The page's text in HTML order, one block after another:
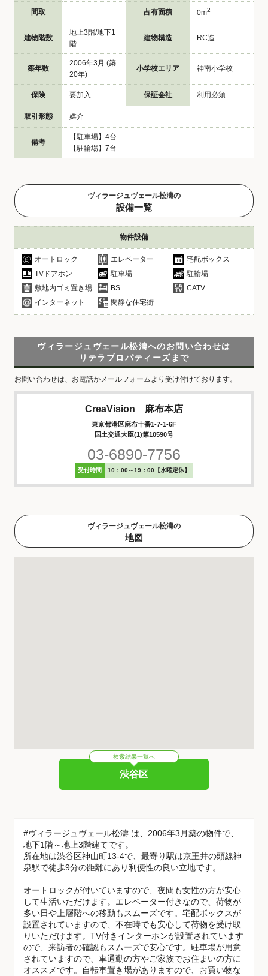
間取 占有面積 0m2
建物階数
地上3階/地下1
階
建物構造 RC造
築年数
2006年3月 (築
20年)
小学校エリア 神南小学校
保険 要加入 保証会社 利用必須
取引形態 媒介
備考
【駐車場】4台
【駐輪場】7台
ヴィラージュヴェール松濤の
設備一覧
物件設備
オートロック エレベーター
宅配ボックス
TVドアホン
駐車場
駐輪場
敷地内ゴミ置き場
BS
CATV
インターネット
閑静な住宅街
ヴィラージュヴェール松濤へのお問い合わせは
リテラプロパティーズまで
お問い合わせは、お電話かメールフォームより受け付けております。
CreaVision 麻布本店
東京都港区麻布十番1-7-1-6F
国土交通大臣(1)第10590号
03-6890-7756
受付時間 10：00～19：00【水曜定休】
ヴィラージュヴェール松濤の
地図
検索結果一覧へ
渋谷区
#ヴィラージュヴェール松濤 は、2006年3月築の物件で、
地下1階～地上3階建てです。
所在地は渋谷区神山町13-4で、最寄り駅は京王井の頭線神
泉駅で徒歩9分の距離にあり利便性の良い立地です。
オートロックが付いていますので、夜間も女性の方が安心
して生活いただけます。エレベーター付きなので、荷物が
多い日や上層階への移動もスムーズです。宅配ボックスが
設置されていますので、不在時でも安心して荷物を受け取
りいただけます。TV付きインターホンが設置されています
ので、来訪者の確認もスムーズで安心です。駐車場が用意
されていますので、車通勤の方やご家族でお住まいの方に
オススメです。自転車置き場がありますので、お買い物な